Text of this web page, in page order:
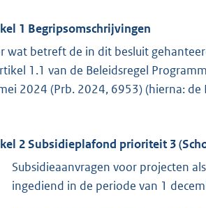
1 Begripsomschrijvingen
wat betreft de in dit besluit
1.1 van de Beleidsregel
2024 (Prb. 2024, 6953) (hierna: de
2 Subsidieplafond prioriteit 3
Subsidieaanvragen voor projecten
ingediend in de periode van 1